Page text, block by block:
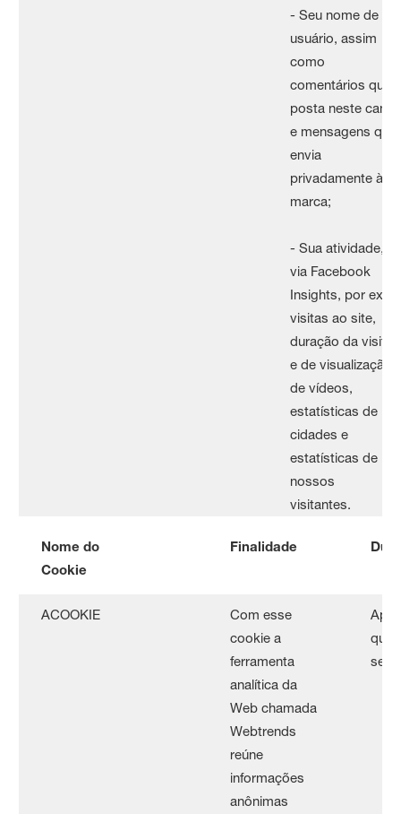
- Seu nome de
usuário, assim
como
comentários que
posta neste canal
e mensagens que
envia
privadamente à
marca;
- Sua atividade,
via Facebook
Insights, por ex:
visitas ao site,
duração da visita
e de visualização
de vídeos,
estatísticas de
cidades e
estatísticas de
nossos
visitantes.
Nome do
Cookie
Finalidade
ACOOKIE
Com esse
cookie a
ferramenta
analítica da
Web chamada
Webtrends
reúne
informações
anônimas
que
seu